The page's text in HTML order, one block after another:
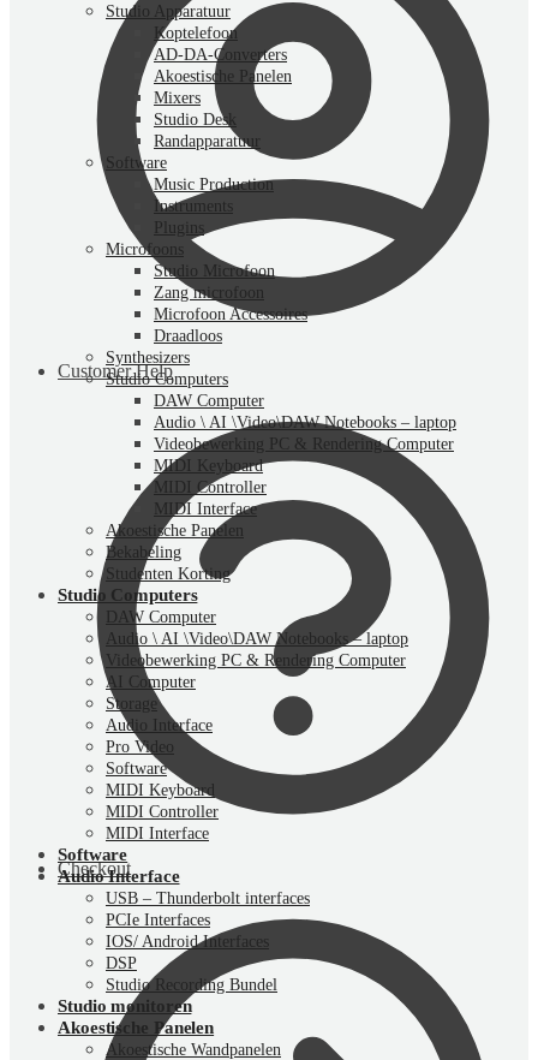
Customer Help
Checkout
Studio Apparatuur
Koptelefoon
AD-DA-Converters
Akoestische Panelen
Mixers
Studio Desk
Randapparatuur
Software
Music Production
Instruments
Plugins
Microfoons
Studio Microfoon
Zang microfoon
Microfoon Accessoires
Draadloos
Synthesizers
Studio Computers
DAW Computer
Audio \ AI \Video\DAW Notebooks – laptop
Videobewerking PC & Rendering Computer
MIDI Keyboard
MIDI Controller
MIDI Interface
Akoestische Panelen
Bekabeling
Studenten Korting
Studio Computers
DAW Computer
Audio \ AI \Video\DAW Notebooks – laptop
Videobewerking PC & Rendering Computer
AI Computer
Storage
Audio Interface
Pro Video
Software
MIDI Keyboard
MIDI Controller
MIDI Interface
Software
Audio Interface
USB – Thunderbolt interfaces
PCIe Interfaces
IOS/ Android Interfaces
DSP
Studio Recording Bundel
Studio monitoren
Akoestische Panelen
Akoestische Wandpanelen